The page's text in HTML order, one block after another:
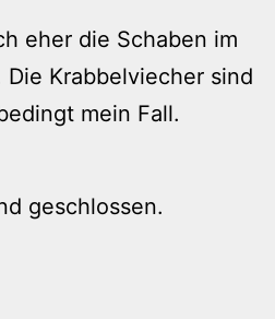
eher die Schaben im
Krabbelviecher sind
mein Fall.
geschlossen.